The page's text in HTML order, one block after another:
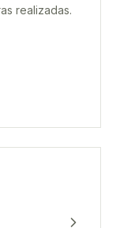
realizadas.